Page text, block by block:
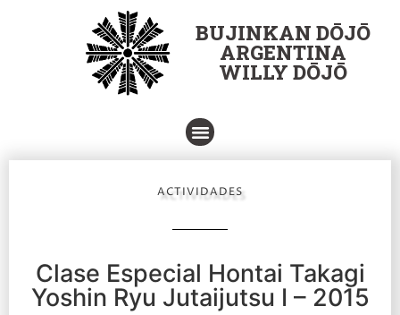
BUJINKAN DŌJŌ
ARGENTINA
WILLY DŌJŌ
ENTRENAR
ACTIVIDADES
Clase Especial Hontai Takagi
Yoshin Ryu Jutaijutsu I – 2015